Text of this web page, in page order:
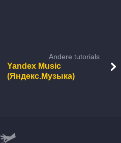
Andere tutorials
Yandex Music
(Яндекс.Музыка)